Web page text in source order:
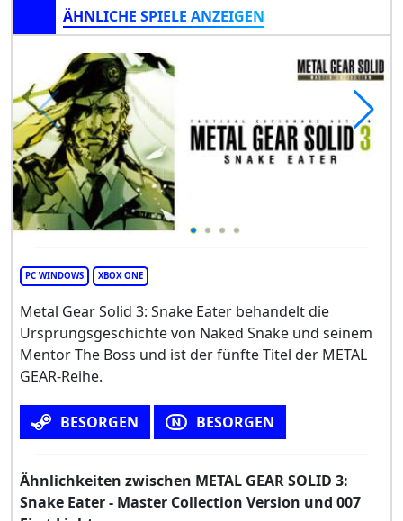
ÄHNLICHE SPIELE ANZEIGEN
PC WINDOWS XBOX ONE
Metal Gear Solid 3: Snake Eater behandelt die
Ursprungsgeschichte von Naked Snake und seinem
Mentor The Boss und ist der fünfte Titel der METAL
GEAR-Reihe.
BESORGEN BESORGEN
Ähnlichkeiten zwischen METAL GEAR SOLID 3:
Snake Eater - Master Collection Version und 007